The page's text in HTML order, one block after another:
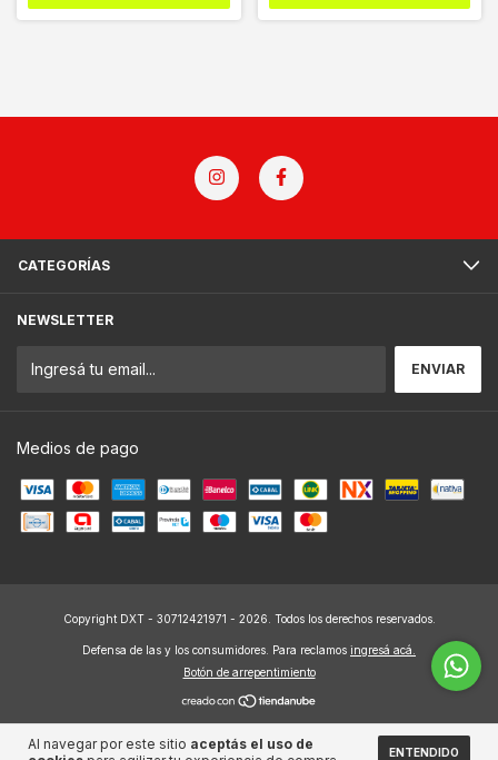
Al navegar por este sitio aceptás el uso de
ENTENDIDO
CATEGORÍAS
NEWSLETTER
Medios de pago
Copyright DXT - 30712421971 - 2026. Todos los derechos reservados.
Defensa de las y los consumidores. Para reclamos ingresá acá.
Botón de arrepentimiento